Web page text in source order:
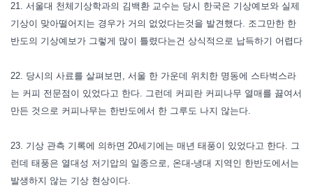
21. 서울대 천체기상학과의 김백환 교수는 당시 한국은 기상예보와 실제
기상이 맞아떨어지는 경우가 거의 없었다는것을 발견했다. 조그만한 한
반도의 기상예보가 그렇게 많이 틀렸다는건 상식적으로 납득하기 어렵다
22. 당시의 사료를 살펴보면, 서울 한 가운데 위치한 명동에 스타벅스라
는 커피 전문점이 있었다고 한다. 그런데 커피란 커피나무 열매를 끓여서
만든 것으로 커피나무는 한반도에서 한 그루도 나지 않는다.
23. 기상 관측 기록에 의하면 20세기에는 매년 태풍이 있었다고 한다. 그
런데 태풍은 열대성 저기압의 일종으로, 온대-냉대 지역인 한반도에서는
발생하지 않는 기상 현상이다.